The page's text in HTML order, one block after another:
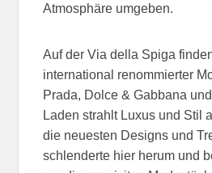
Atmosphäre umgeben.
Auf der Via della Spiga
international renommierter
Prada, Dolce & Gabbana
Laden strahlt Luxus und Stil
die neuesten Designs und
schlenderte hier herum und